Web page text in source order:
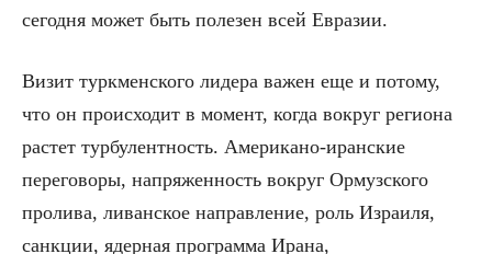
сегодня может быть полезен всей Евразии.
Визит туркменского лидера важен еще и потому,
что он происходит в момент, когда вокруг региона
растет турбулентность. Американо-иранские
переговоры, напряженность вокруг Ормузского
пролива, ливанское направление, роль Израиля,
санкции, ядерная программа Ирана,